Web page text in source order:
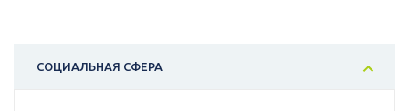
СОЦИАЛЬНАЯ СФЕРА